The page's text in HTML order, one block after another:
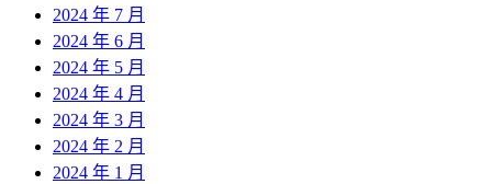
2024 年 7 月
2024 年 6 月
2024 年 5 月
2024 年 4 月
2024 年 3 月
2024 年 2 月
2024 年 1 月